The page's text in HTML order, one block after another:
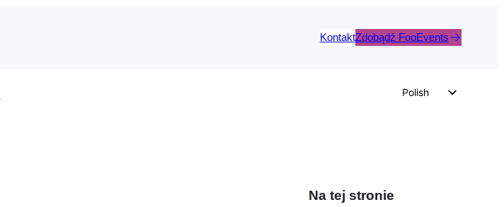
KontaktZdobądź FooEvents
Polish
Na tej stronie